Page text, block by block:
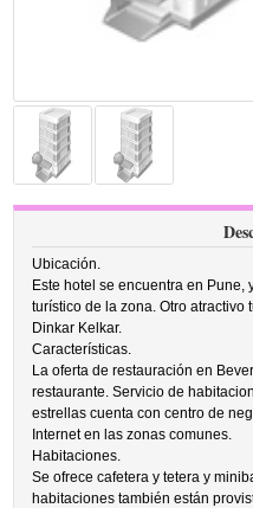
Ubicación.
Este hotel se encuentra en Pune,
turístico de la zona. Otro
Dinkar Kelkar.
Características.
La oferta de restauración en
restaurante. Servicio de
estrellas cuenta con centro de
Internet en las zonas comunes.
Habitaciones.
Se ofrece cafetera y tetera y
habitaciones también están